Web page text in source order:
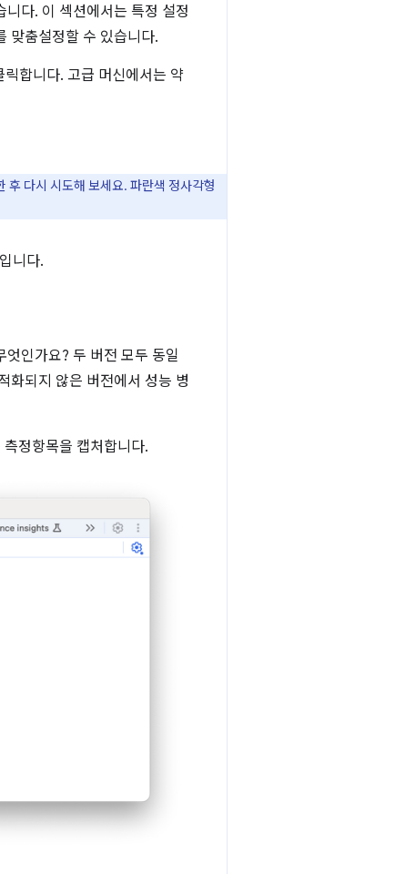
다. 이 섹션에서는 특정 설정
맞춤설정할 수 있습니다.
릭합니다. 고급 머신에서는 약
후 다시 시도해 보세요. 파란색 정사각형
니다.
인가요? 두 버전 모두 동일
화되지 않은 버전에서 성능 병
정항목을 캡처합니다.